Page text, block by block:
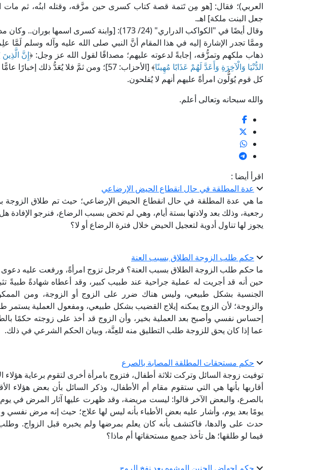
العربي)؛ فقال: [هو مِن تَتمة قصة كتاب كسرى حين مزَّقه، وقتله ابنُه، ثم مات
جعل البنت ملكة] اهـ.
وقال أيضًا في "الكواكب الدراري" (24/ 173): [وابنة كسرى اسمها بوران.. وكان مدة ملكها سنة وستة أشهر] اهـ.
وممَّا تجدر الإشارة إليه في هذا المقام أنَّ النبي صلى الله عليه وآله وسلم لَمَّا
ذهاب ملكهم وتمزُّقه، إجابةً لدعوته عليهم؛ مصداقًا لقول الله عز وجل: ﴿إِنَّ
الدُّنْيَا وَالْآخِرَةِ وَأَعَدَّ لَهُمْ عَذَابًا مُهِينًا
﴾ [الأحزاب: 57]؛ ومن ثمَّ فلا يُعَدُّ ذلك
كل قوم يُوَلُّون امرأةً عليهم أنهم لا يُفلحون.
والله سبحانه وتعالى أعلم.
اقرأ أيضا :
عدة المطلقة في حال انقطاع الحيض الإرضاعي
ما هي عدة المطلقة في حال انقطاع الحيض الإرضاعي؛ حيث تم طلاق الزوجة
رجعية، وذلك بعد ولادتها بستة أيام، وهي لم تحض بسبب الرضاع، فنرجو الإفادة
يجوز لها تناول أدوية لتعجيل الحيض خلال فترة الرضاع أو لا؟
حكم طلب الزوجة الطلاق بسبب العنة
ما حكم طلب الزوجة الطلاق بسبب العنة؟ فرجل تزوج امرأةً، ورفعت عليه دعوى
حين أنه قد أجريت له عملية جراحية عند طبيب كبير، وقد أعطاه شهادةً طبيةً
الجنسية بشكل طبيعي، وليس هناك ضرر على الزوج أو الزوجة، ومن
والزوجة؛ لأن الزوج يمكنه إيلاج القضيب بشكل طبيعي، ومفعول العملية يستمر
إحساس نفسي وأصبح بعد العملية بخير، وأن الزوج قد أخذ على زوجته حكمًا
عما إذا كان يحق للزوجة طلب التطليق منه للعِنَّة، وبيان الحكم الشرعي في ذلك.
حكم مستحقات المطلقة المصابة بالصرع
توفيت زوجة السائل وتركت ثلاثة أطفال، فتزوج بامرأة أخرى لتقوم برعاية
أقاربها بأنها هي التي ستقوم مقام أم الأطفال، وذكر السائل بأن بعض هؤلاء
بالصرع، والبعض الآخر قالوا: ليست مريضة، وقد ظهرت عليها آثار المرض في يوم
يومًا بعد يوم، وأشار عليه بعض الأطباء بأنه ليس لها علاج؛ حيث إنه مرض
حدث على والدها، فاكتشف بأنه كان يعلم بمرضها ولم يخبره قبل الزواج.
فيما لو طلقها؛ هل تأخذ جميع مستحقاتها أم ماذا؟